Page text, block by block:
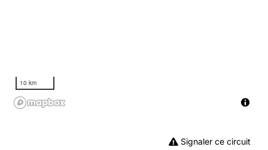
10 km
Signaler ce circuit